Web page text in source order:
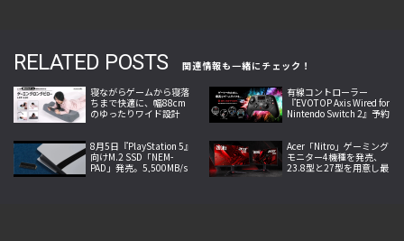
RELATED POSTS
関連情報も一緒にチェック！
寝ながらゲームから寝落
ちまで快適に、幅88cm
のゆったりワイド設計
有線コントローラー
『EVOTOP Axis Wired for
Nintendo Switch 2』予約
8月5日『PlayStation 5』
向けM.2 SSD「NEM-
PAD」発売。5,500MB/s
Acer「Nitro」ゲーミング
モニター4機種を発売、
23.8型と27型を用意し最